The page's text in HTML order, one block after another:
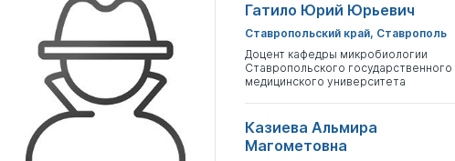
Гатило Юрий Юрьевич
Ставропольский край, Ставрополь
Доцент кафедры микробиологии
Ставропольского государственного
медицинского университета
Казиева Альмира
Магометовна